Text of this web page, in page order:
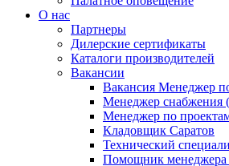
О нас
Партнеры
Дилерские сертификаты
Каталоги производителей
Вакансии
Вакансия Менеджер
Менеджер снабжения
Менеджер по
Кладовщик Саратов
Технический
Помощник менеджера